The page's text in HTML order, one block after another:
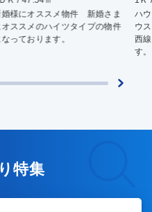
婚様にオススメ物件 新婚さま
オススメのハイツタイプの物件
っております。
ハ
ウ
西
す。
特集